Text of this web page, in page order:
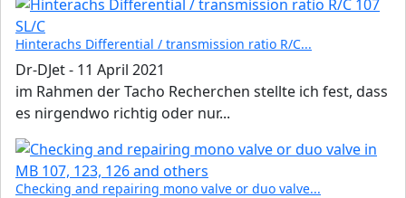
Hinterachs Differential / transmission ratio R/C...
Dr-DJet- 11 April 2021
im Rahmen der Tacho Recherchen stellte ich fest, dass
es nirgendwo richtig oder nur...
Checking and repairing mono valve or duo valve...